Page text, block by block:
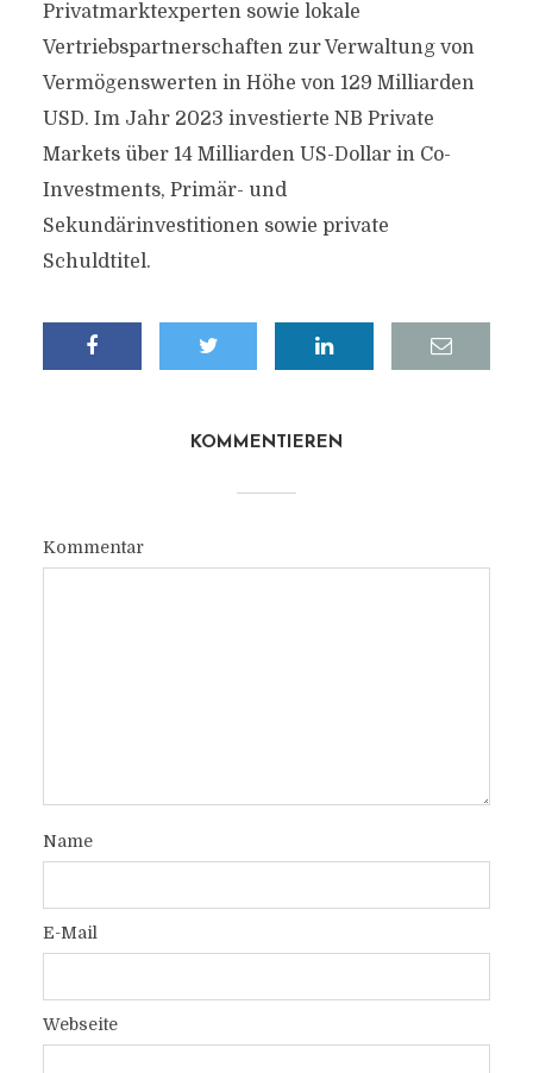
Privatmarktexperten sowie lokale
Vertriebspartnerschaften zur Verwaltung von
Vermögenswerten in Höhe von 129 Milliarden
USD. Im Jahr 2023 investierte NB Private
Markets über 14 Milliarden US-Dollar in Co-
Investments, Primär- und
Sekundärinvestitionen sowie private
Schuldtitel.
KOMMENTIEREN
Kommentar
Name
E-Mail
Webseite